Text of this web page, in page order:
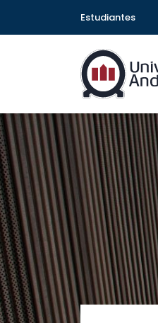
Estudiantes